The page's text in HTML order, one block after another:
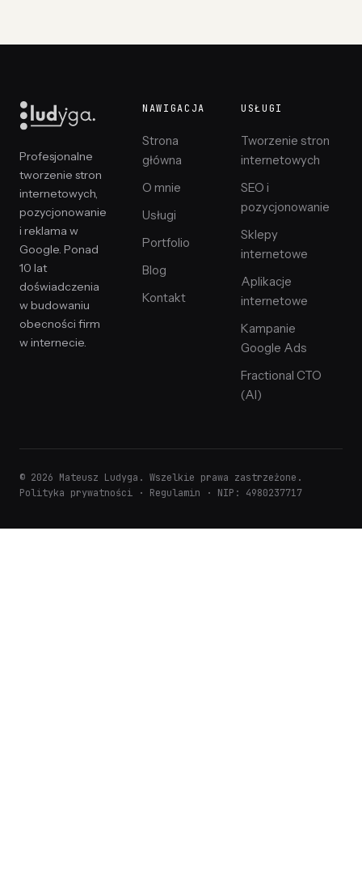
Profesjonalne
tworzenie stron
internetowych,
pozycjonowanie
i reklama w
Google. Ponad
10 lat
doświadczenia
w budowaniu
obecności firm
w internecie.
NAWIGACJA
Strona
główna
O mnie
Usługi
Portfolio
Blog
Kontakt
USŁUGI
Tworzenie stron
internetowych
SEO i
pozycjonowanie
Sklepy
internetowe
Aplikacje
internetowe
Kampanie
Google Ads
Fractional CTO
(AI)
© 2026 Mateusz Ludyga. Wszelkie prawa zastrzeżone.
Polityka prywatności · Regulamin · NIP: 4980237717